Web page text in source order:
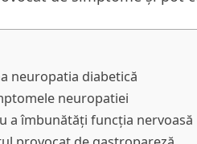
neuropatia diabetică
neuropatiei
a îmbunătăți funcția nervoasă